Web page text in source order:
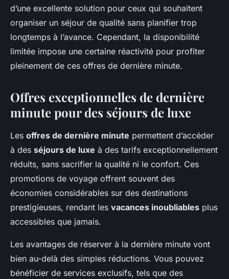
d’une excellente solution pour ceux qui souhaitent
organiser un séjour de qualité sans planifier trop
longtemps à l’avance. Cependant, la disponibilité
limitée impose une certaine réactivité pour profiter
pleinement de ces offres de dernière minute.
Offres exceptionnelles de dernière
minute pour des séjours de luxe
Les offres de dernière minute permettent d’accéder
à des séjours de luxe à des tarifs exceptionnellement
réduits, sans sacrifier la qualité ni le confort. Ces
promotions de voyage offrent souvent des
économies considérables sur des destinations
prestigieuses, rendant les vacances inoubliables plus
accessibles que jamais.
Les avantages de réserver à la dernière minute vont
bien au-delà des simples réductions. Vous pouvez
bénéficier de services exclusifs, tels que des